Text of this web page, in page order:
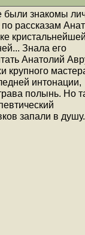
были знакомы
рассказам
Знала его
Анатолий
крупного
интонации,
полынь. Но
запали в